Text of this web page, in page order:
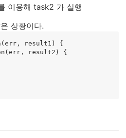
이용해 task2 가 실행
상황이다.
result1) {
result2) {